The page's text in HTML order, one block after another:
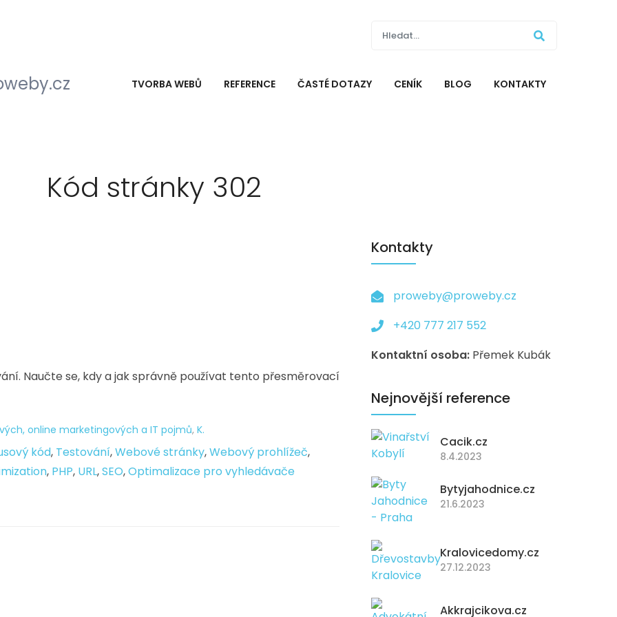
TVORBA WEBŮ REFERENCE ČASTÉ DOTAZY CENÍK BLOG KONTAKTY
Kód stránky 302
Naučte se, kdy a jak správně používat tento přesměrovací
online marketingových a IT pojmů, K.
kód, Testování,Webové stránky,Webový prohlížeč,
, PHP, URL,SEO,Optimalizace pro vyhledávače
Kontakty
proweby@proweby.cz
+420 777 217 552
Kontaktní osoba: Přemek Kubák
Nejnovější reference
Cacik.cz
8.4.2023
Bytyjahodnice.cz
21.6.2023
Kralovicedomy.cz
27.12.2023
Akkrajcikova.cz